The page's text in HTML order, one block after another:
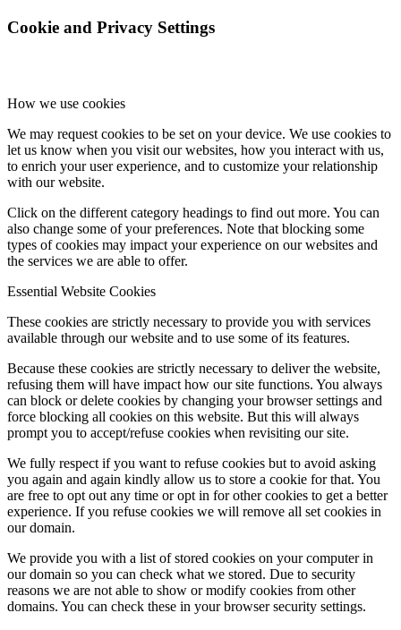
Rok 2022
Rok 2021
Rok 2019
Rok 2018
Rok 2017
Naše priestory
Cookie and Privacy Settings
How we use cookies
We may request cookies to be set on your device. We use cookies to
let us know when you visit our websites, how you interact with us,
to enrich your user experience, and to customize your relationship
with our website.
Click on the different category headings to find out more. You can
also change some of your preferences. Note that blocking some
types of cookies may impact your experience on our websites and
the services we are able to offer.
Essential Website Cookies
These cookies are strictly necessary to provide you with services
available through our website and to use some of its features.
Because these cookies are strictly necessary to deliver the website,
refusing them will have impact how our site functions. You always
can block or delete cookies by changing your browser settings and
force blocking all cookies on this website. But this will always
prompt you to accept/refuse cookies when revisiting our site.
We fully respect if you want to refuse cookies but to avoid asking
you again and again kindly allow us to store a cookie for that. You
are free to opt out any time or opt in for other cookies to get a better
experience. If you refuse cookies we will remove all set cookies in
our domain.
We provide you with a list of stored cookies on your computer in
our domain so you can check what we stored. Due to security
reasons we are not able to show or modify cookies from other
domains. You can check these in your browser security settings.